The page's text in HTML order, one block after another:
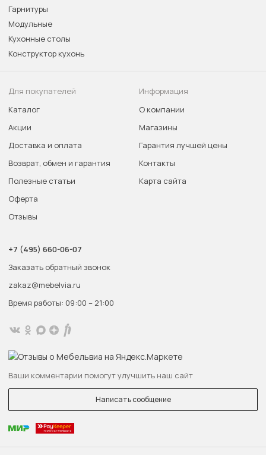
Гарнитуры
Модульные
Кухонные столы
Конструктор кухонь
Для покупателей
Каталог
Акции
Доставка и оплата
Возврат, обмен и гарантия
Полезные статьи
Оферта
Отзывы
Информация
О компании
Магазины
Гарантия лучшей цены
Контакты
Карта сайта
+7 (495) 660-06-07
Заказать обратный звонок
zakaz@mebelvia.ru
Время работы: 09:00 – 21:00
Ваши комментарии помогут улучшить наш сайт
Написать сообщение